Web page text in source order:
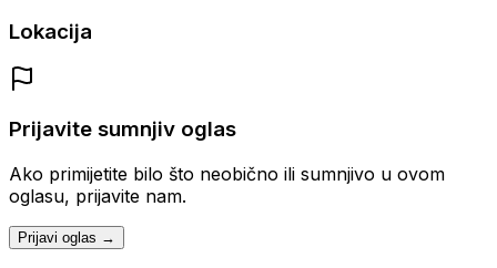
Lokacija
Prijavite sumnjiv oglas
Ako primijetite bilo što neobično ili sumnjivo u ovom
oglasu, prijavite nam.
Prijavi oglas →